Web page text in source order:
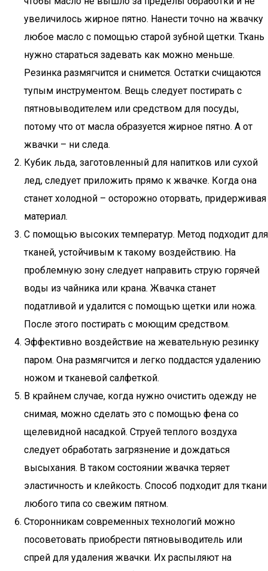
увеличилось жирное пятно. Нанести точно на жвачку
любое масло с помощью старой зубной щетки. Ткань
нужно стараться задевать как можно меньше.
Резинка размягчится и снимется. Остатки счищаются
тупым инструментом. Вещь следует постирать с
пятновыводителем или средством для посуды,
потому что от масла образуется жирное пятно. А от
жвачки – ни следа.
Кубик льда, заготовленный для напитков или сухой
лед, следует приложить прямо к жвачке. Когда она
станет холодной – осторожно оторвать, придерживая
материал.
С помощью высоких температур. Метод подходит для
тканей, устойчивым к такому воздействию. На
проблемную зону следует направить струю горячей
воды из чайника или крана. Жвачка станет
податливой и удалится с помощью щетки или ножа.
После этого постирать с моющим средством.
Эффективно воздействие на жевательную резинку
паром. Она размягчится и легко поддастся удалению
ножом и тканевой салфеткой.
В крайнем случае, когда нужно очистить одежду не
снимая, можно сделать это с помощью фена со
щелевидной насадкой. Струей теплого воздуха
следует обработать загрязнение и дождаться
высыхания. В таком состоянии жвачка теряет
эластичность и клейкость. Способ подходит для ткани
любого типа со свежим пятном.
Сторонникам современных технологий можно
посоветовать приобрести пятновыводитель или
спрей для удаления жвачки. Их распыляют на